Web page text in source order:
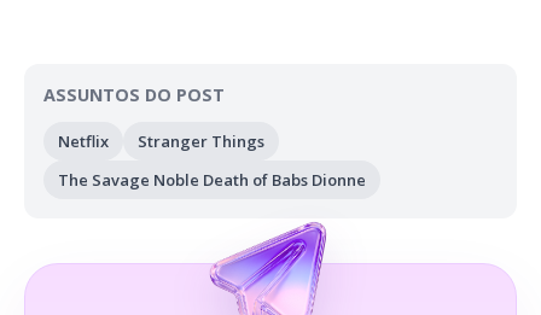
ASSUNTOS DO POST
Netflix
Stranger Things
The Savage Noble Death of Babs Dionne